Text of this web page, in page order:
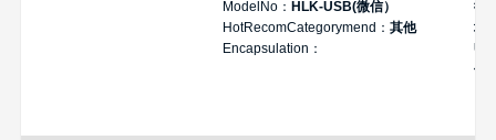
ModelNo： HLK-USB(微信）
HotRecomCategorymend： 其他
Encapsulation：
微
块
信